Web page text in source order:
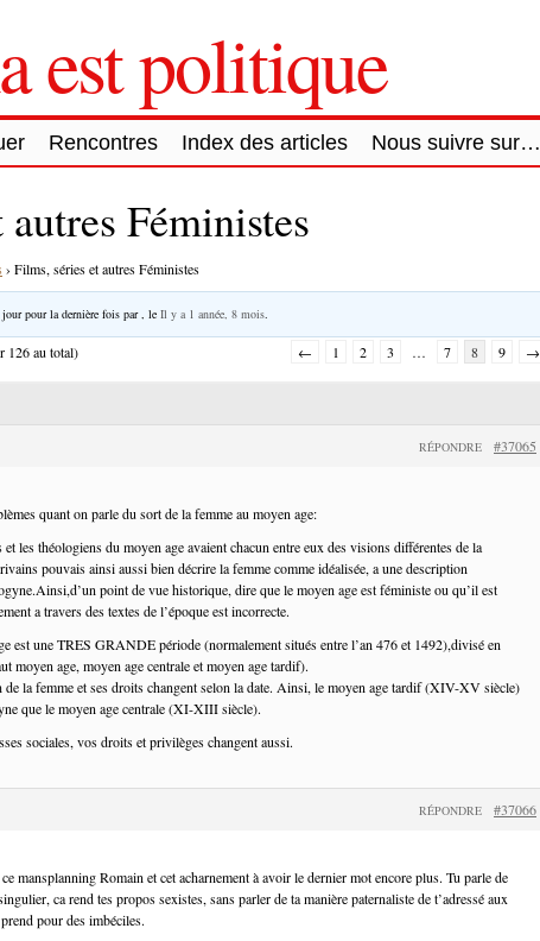
est politique
Rencontres Index des articles Nous suivre sur…
Féministes
› Films, séries et autres Féministes
pour la dernière fois par , le Il y a 1 année, 8 mois
126 au total) ← 1 2 3 … 7 8 9 →
#37065
RÉPONDRE
quant on parle du sort de la femme au moyen age:
et les théologiens du moyen age avaient chacun entre eux des visions différentes de la
pouvais ainsi aussi bien décrire la femme comme idéalisée, a une description
point de vue historique, dire que le moyen age est féministe ou qu’il est
a travers des textes de l’époque est incorrecte.
est une TRES GRANDE période (normalement situés entre l’an 476 et 1492),divisé en
moyen age, moyen age centrale et moyen age tardif).
la femme et ses droits changent selon la date. Ainsi, le moyen age tardif (XIV-XV siècle)
que le moyen age centrale (XI-XIII siècle).
sociales, vos droits et privilèges changent aussi.
#37066
RÉPONDRE
mansplanning Romain et cet acharnement à avoir le dernier mot encore plus. Tu parle de
ca rend tes propos sexistes, sans parler de ta manière paternaliste de t’adressé aux
pour des imbéciles.